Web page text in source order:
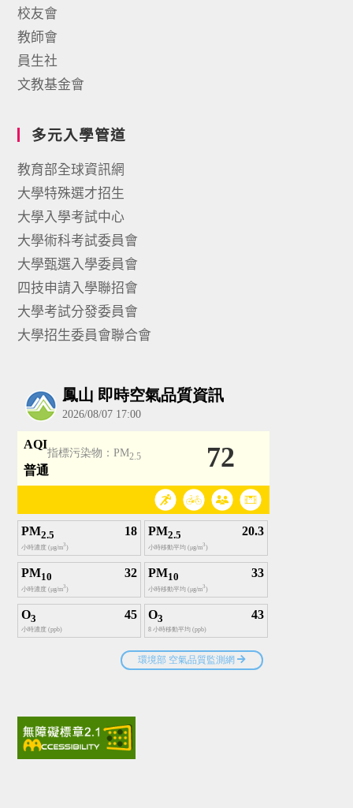
校友會
教師會
員生社
文教基金會
多元入學管道
教育部全球資訊網
大學特殊選才招生
大學入學考試中心
大學術科考試委員會
大學甄選入學委員會
四技申請入學聯招會
大學考試分發委員會
大學招生委員會聯合會